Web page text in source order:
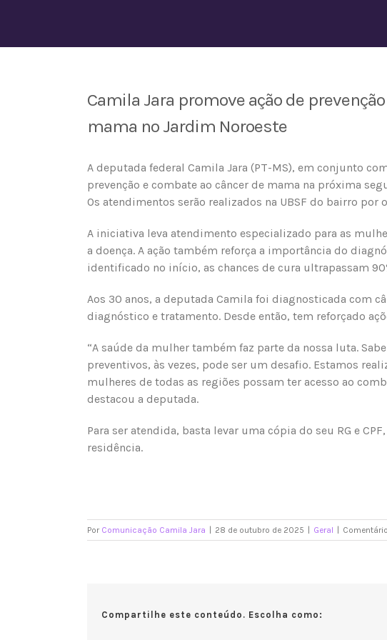
Camila Jara promove ação de
mama no Jardim Noroeste
A deputada federal Camila Jara (PT-MS), em conjunto
prevenção e combate ao câncer de mama na próxima
Os atendimentos serão realizados na UBSF do bairro por
A iniciativa leva atendimento especializado para as
a doença. A ação também reforça a importância do
identificado no início, as chances de cura ultrapassam
Aos 30 anos, a deputada Camila foi diagnosticada com
diagnóstico e tratamento. Desde então, tem reforçado
“A saúde da mulher também faz parte da nossa luta.
preventivos, às vezes, pode ser um desafio. Estamos
mulheres de todas as regiões possam ter acesso ao
destacou a deputada.
Para ser atendida, basta levar uma cópia do seu RG e
residência.
Por Comunicação Camila Jara 28 de outubro de 2025 Geral
Compartilhe este conteúdo. Escolha como: